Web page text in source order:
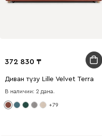
372 830
Диван түзу Lille Velvet Terra
В наличии: 2 дана.
+79